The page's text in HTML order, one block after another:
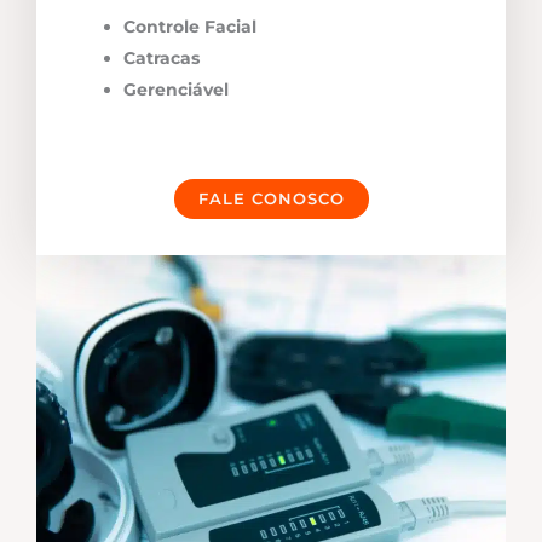
Controle Facial
Catracas
Gerenciável
FALE CONOSCO